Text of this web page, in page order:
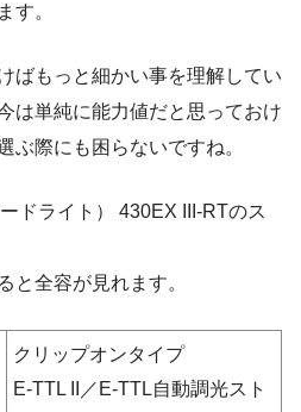
す。
ばもっと細かい事を理解してい
は単純に能力値だと思っておけ
ぶ際にも困らないですね。
ドライト） 430EX III-RTのス
と全容が見れます。
クリップオンタイプ
E-TTL II／E-TTL自動調光スト